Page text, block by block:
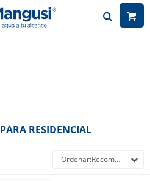
RESIDENCIAL
Recomendados